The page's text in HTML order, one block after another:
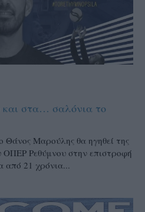
στα… σαλόνια το
Θάνος Μαρούλης θα ηγηθεί της
ΟΠΕΡ Ρεθύμνου στην επιστροφή
από 21 χρόνια...